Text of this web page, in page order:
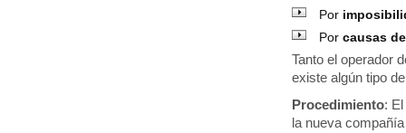
Por
Porcausas
Tanto el operador
existe algún tipo
Procedimiento:
la nueva